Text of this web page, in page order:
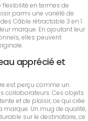
flexibilité en termes de
parmi une variété de
Câble rétractable 3 en 1
marque. En ajoutant leur
elles peuvent
apprécié et
est perçu comme un
collaborateurs. Ces objets
et de plaisir, ce qui crée
marque. Un mug de qualité,
sur le destinataire, ce